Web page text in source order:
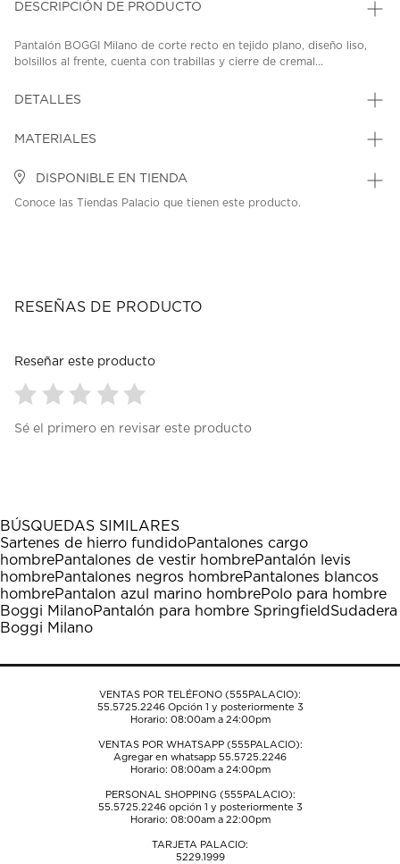
DESCRIPCIÓN DE PRODUCTO
Pantalón BOGGI Milano de corte recto en tejido plano, diseño liso,
bolsillos al frente, cuenta con trabillas y cierre de cremal...
DETALLES
MATERIALES
DISPONIBLE EN TIENDA
Conoce las Tiendas Palacio que tienen este producto.
RESEÑAS DE PRODUCTO
Reseñar este producto
para
1
estrella
Esta
acción
abrirá
el
formulario
de
para
estrellas.
Esta
acción
abrirá
el
formulario
de
para
estrellas.
Esta
acción
abrirá
el
formulario
de
para
estrellas.
Esta
acción
abrirá
el
formulario
para
estrellas.
Esta
acción
abrirá
el
formulario
Sé el primero en revisar este producto
BÚSQUEDAS SIMILARES
Sartenes de hierro fundidoPantalones cargo
hombrePantalones de vestir hombrePantalón levis
hombrePantalones negros hombrePantalones blancos
hombrePantalon azul marino hombrePolo para hombre
Boggi MilanoPantalón para hombre Springfield Sudadera
Boggi Milano
VENTAS POR TELÉFONO (555PALACIO):
55.5725.2246Opción 1 y posteriormente 3
Horario: 08:00am a 24:00pm
VENTAS POR WHATSAPP (555PALACIO):
Agregar en whatsapp 55.5725.2246
Horario: 08:00am a 24:00pm
PERSONAL SHOPPING (555PALACIO):
55.5725.2246opción 1 y posteriormente 3
Horario: 08:00am a 22:00pm
TARJETA PALACIO:
5229.1999